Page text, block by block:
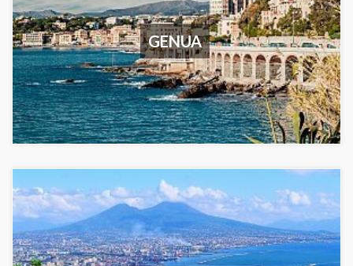
GENUA